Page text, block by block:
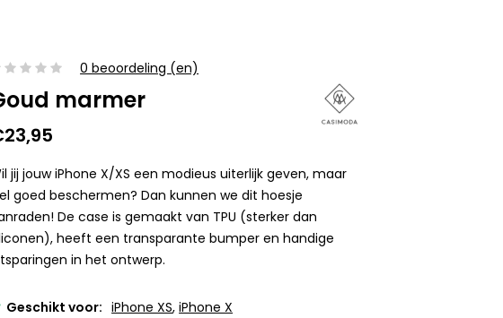
0 beoordeling (en)
marmer
jij jouw iPhone X/XS een modieus uiterlijk geven, maar
goed beschermen? Dan kunnen we dit hoesje
De case is gemaakt van TPU (sterker dan
heeft een transparante bumper en handige
in het ontwerp.
Geschikt voor: iPhone XS,iPhone X